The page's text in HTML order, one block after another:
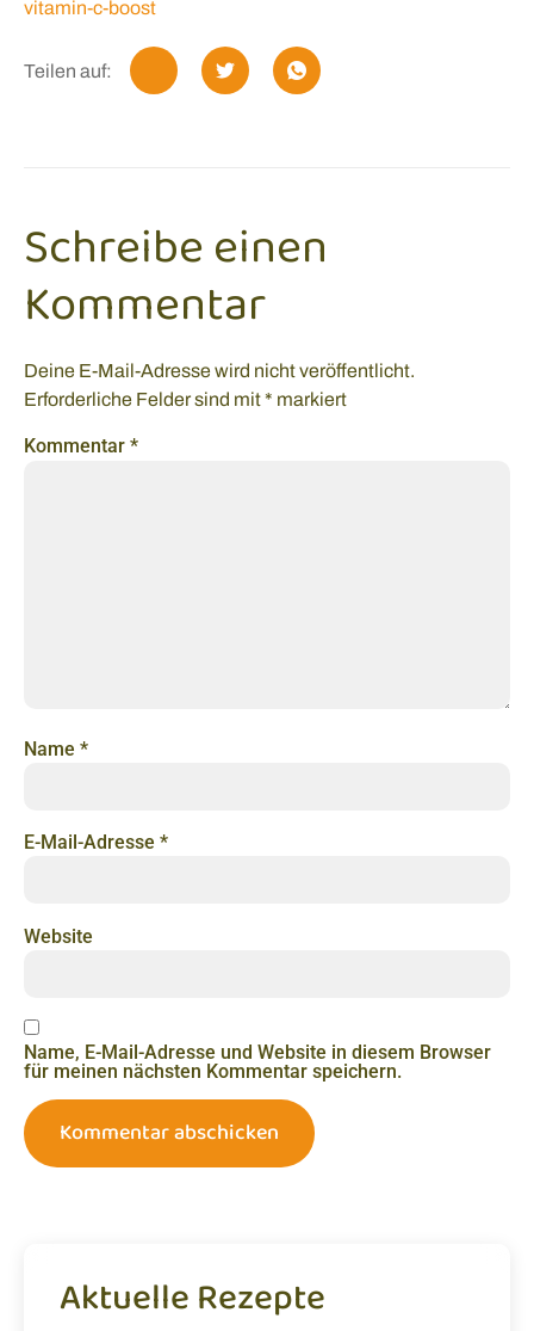
vitamin-c-boost
Teilen auf:
Schreibe einen
Kommentar
Deine E-Mail-Adresse wird nicht veröffentlicht.
Erforderliche Felder sind mit* markiert
Kommentar *
Name *
E-Mail-Adresse *
Website
Name, E-Mail-Adresse und Website in diesem Browser
für meinen nächsten Kommentar speichern.
Aktuelle Rezepte